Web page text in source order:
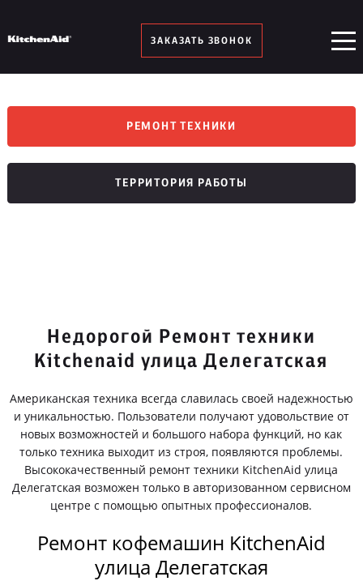
ЗАКАЗАТЬ ЗВОНОК
РЕМОНТ ТЕХНИКИ
ТЕРРИТОРИЯ РАБОТЫ
Недорогой Ремонт техники
Kitchenaid улица Делегатская
Американская техника всегда славилась своей надежностью
и уникальностью. Пользователи получают удовольствие от
новых возможностей и большого набора функций, но как
только техника выходит из строя, появляются проблемы.
Высококачественный ремонт техники KitchenAid улица
Делегатская возможен только в авторизованном сервисном
центре с помощью опытных профессионалов.
Ремонт кофемашин KitchenAid
улица Делегатская